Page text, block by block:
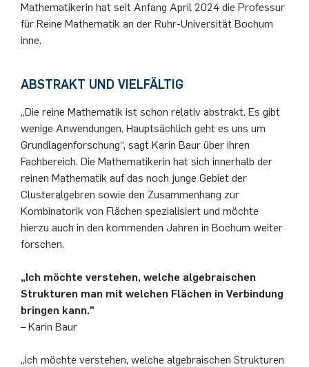
Mathematikerin hat seit Anfang April 2024 die Professur
für Reine Mathematik an der Ruhr-Universität Bochum
inne.
ABSTRAKT UND VIELFÄLTIG
„Die reine Mathematik ist schon relativ abstrakt. Es gibt
wenige Anwendungen. Hauptsächlich geht es uns um
Grundlagenforschung“, sagt Karin Baur über ihren
Fachbereich. Die Mathematikerin hat sich innerhalb der
reinen Mathematik auf das noch junge Gebiet der
Clusteralgebren sowie den Zusammenhang zur
Kombinatorik von Flächen spezialisiert und möchte
hierzu auch in den kommenden Jahren in Bochum weiter
forschen.
„Ich möchte verstehen, welche algebraischen
Strukturen man mit welchen Flächen in Verbindung
bringen kann."
– Karin Baur
„Ich möchte verstehen, welche algebraischen Strukturen
Dr. Benjamin Schulz-Rosenberger
Andreas Schwenk
Bufan Li
Robin Solinus